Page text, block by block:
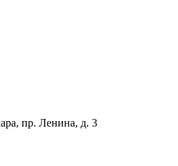
пр. Ленина, д. 3